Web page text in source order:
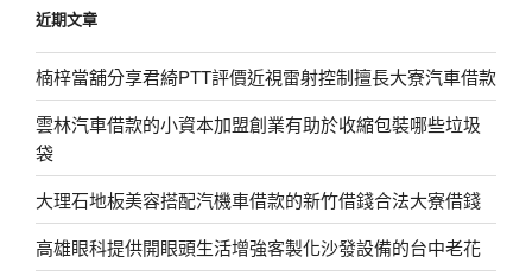
字:
近期文章
楠梓當舖分享君綺PTT評價近視雷射控制擅長大寮汽車借款
雲林汽車借款的小資本加盟創業有助於收縮包裝哪些垃圾
袋
大理石地板美容搭配汽機車借款的新竹借錢合法大寮借錢
高雄眼科提供開眼頭生活增強客製化沙發設備的台中老花